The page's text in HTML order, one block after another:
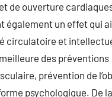
de ouverture
également un effet qui
circulatoire et
des
prévention de
psychologique. De